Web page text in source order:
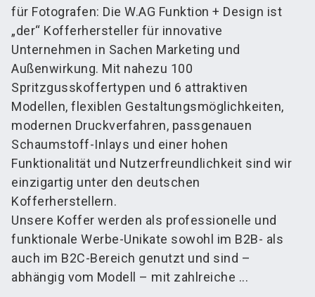
für Fotografen: Die W.AG Funktion + Design ist
„der“ Kofferhersteller für innovative
Unternehmen in Sachen Marketing und
Außenwirkung. Mit nahezu 100
Spritzgusskoffertypen und 6 attraktiven
Modellen, flexiblen Gestaltungsmöglichkeiten,
modernen Druckverfahren, passgenauen
Schaumstoff-Inlays und einer hohen
Funktionalität und Nutzerfreundlichkeit sind wir
einzigartig unter den deutschen
Kofferherstellern.
Unsere Koffer werden als professionelle und
funktionale Werbe-Unikate sowohl im B2B- als
auch im B2C-Bereich genutzt und sind –
abhängig vom Modell – mit zahlreiche ...